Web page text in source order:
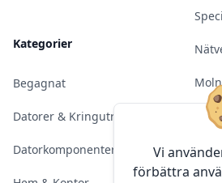
Vi
förbättra
Kategorier
Begagnat
Datorer & Kringutrustning
Datorkomponenter